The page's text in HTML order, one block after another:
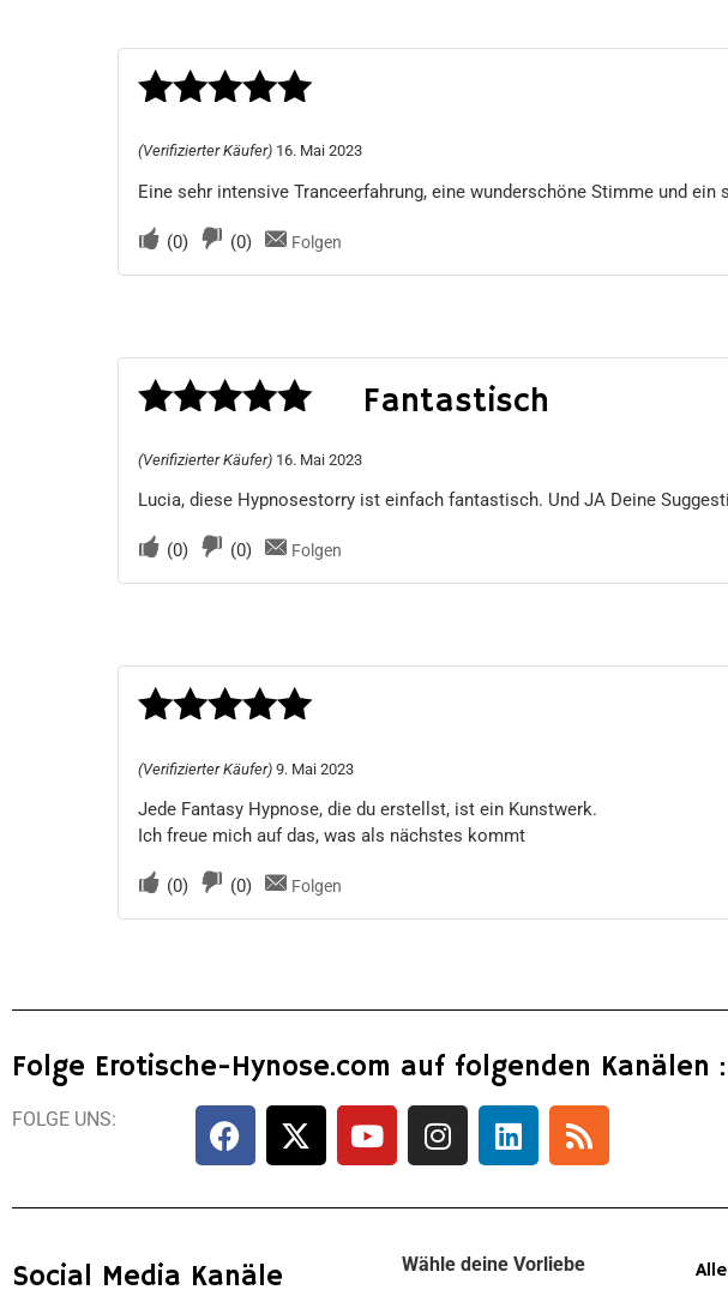
Bewertet
mit
von 5
(Verifizierter Käufer) 16. Mai 2023
Eine sehr intensive Tranceerfahrung, eine wunderschöne Stimme und ein
(0) (0) Folgen
Bewertet
mit
von 5
Fantastisch
(Verifizierter Käufer) 16. Mai 2023
Lucia, diese Hypnosestorry ist einfach fantastisch. Und JA Deine
(0) (0) Folgen
mit
von 5
(Verifizierter Käufer) 9. Mai 2023
Jede Fantasy Hypnose, die du erstellst, ist ein Kunstwerk.
Ich freue mich auf das, was als nächstes kommt
(0) (0) Folgen
Folge Erotische-Hynose.com auf folgenden Kanälen :
FOLGE UNS:
Social Media Kanäle Wähle deine Vorliebe